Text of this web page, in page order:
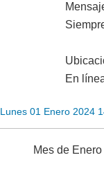
En
Lunes 01 Enero 2024
Mes de Enero